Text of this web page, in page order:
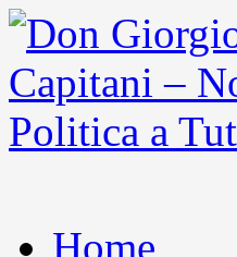
Home